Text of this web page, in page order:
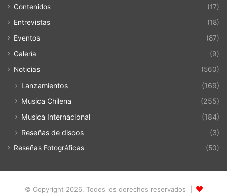
Contenidos
(17)
Entrevistas
(18)
Eventos
(87)
Galería
(9)
Noticias
(560)
Lanzamientos
(169)
Musica Chilena
(255)
Musica Internacional
(184)
Reseñas de discos
(3)
Reseñas Fotográficas (50)
© Copyright 2026, Todos los derechos reservados |